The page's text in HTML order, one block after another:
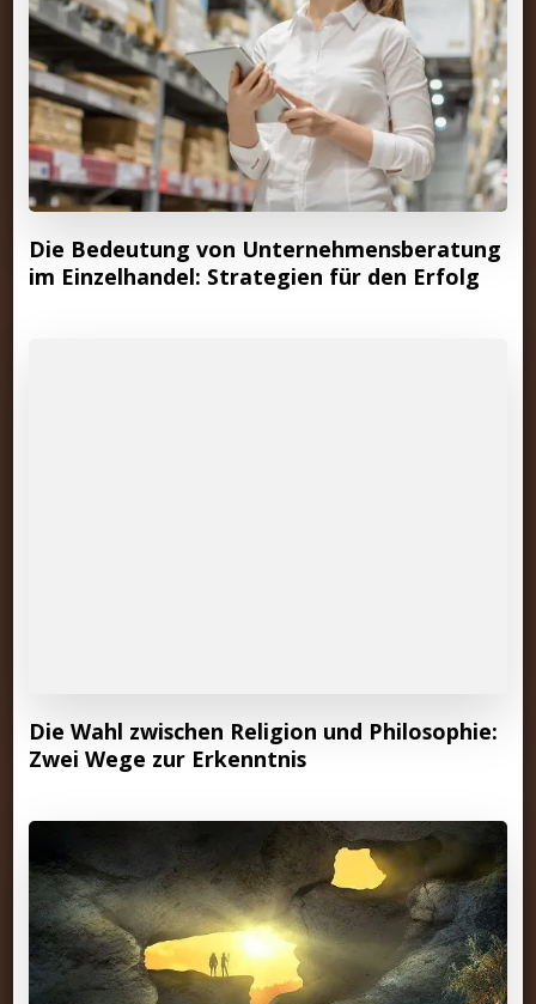
Die Bedeutung von Unternehmensberatung
im Einzelhandel: Strategien für den Erfolg
Die Wahl zwischen Religion und Philosophie:
Zwei Wege zur Erkenntnis